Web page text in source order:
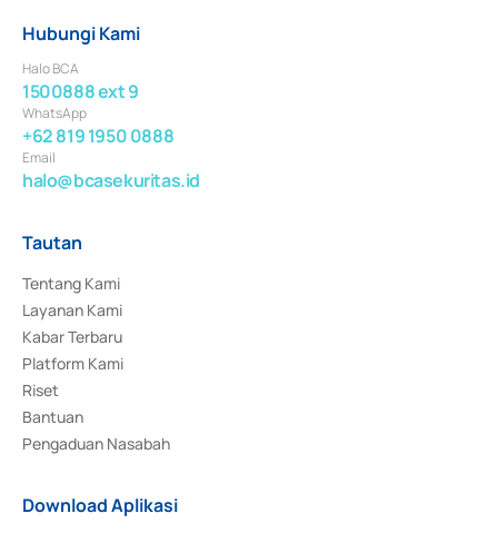
Hubungi Kami
Halo BCA
1500888 ext 9
WhatsApp
+62 819 1950 0888
Email
halo@bcasekuritas.id
Tautan
Tentang Kami
Layanan Kami
Kabar Terbaru
Platform Kami
Riset
Bantuan
Pengaduan Nasabah
Download Aplikasi